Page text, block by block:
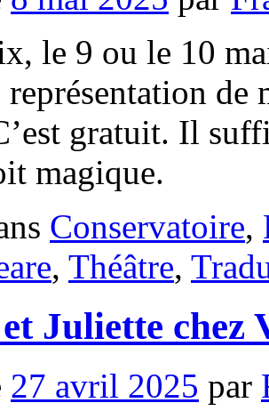
le 9 ou le 10
de
gratuit. Il
magique.
Conservatoire,
, Théâtre,
Juliette chez
27 avril 2025 par